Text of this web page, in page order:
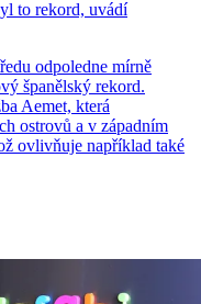
to rekord, uvádí
odpoledne mírně
španělský rekord.
Aemet, která
ostrovů a v západním
ovlivňuje například také